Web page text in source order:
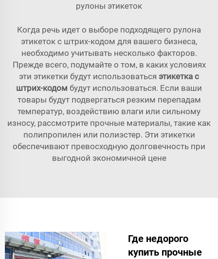
рулоны этикеток
Когда речь идет о выборе подходящего рулона
этикеток с штрих-кодом для вашего бизнеса,
необходимо учитывать несколько факторов.
Прежде всего, подумайте о том, в каких условиях
эти этикетки будут использоваться этикетка с
штрих-кодом будут использоваться. Если ваши
товары будут подвергаться резким перепадам
температур, воздействию влаги или сильному
износу, рассмотрите прочные материалы, такие как
полипропилен или полиэстер. Эти этикетки
обеспечивают превосходную долговечность при
выгодной экономичной цене
Где недорого
купить прочные